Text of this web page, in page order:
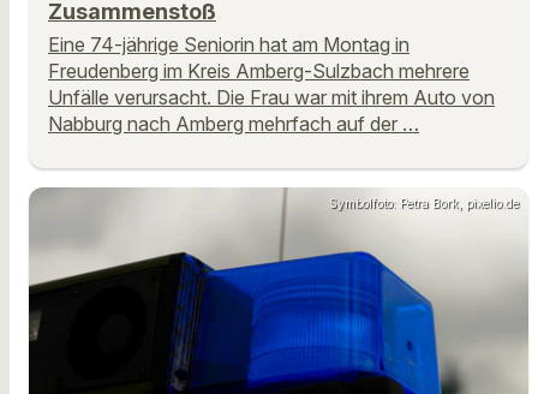
Zusammenstoß
Eine 74-jährige Seniorin hat am Montag in
Freudenberg im Kreis Amberg-Sulzbach mehrere
Unfälle verursacht. Die Frau war mit ihrem Auto von
Nabburg nach Amberg mehrfach auf der …
Symbolfoto: Petra Bork, pixelio.de